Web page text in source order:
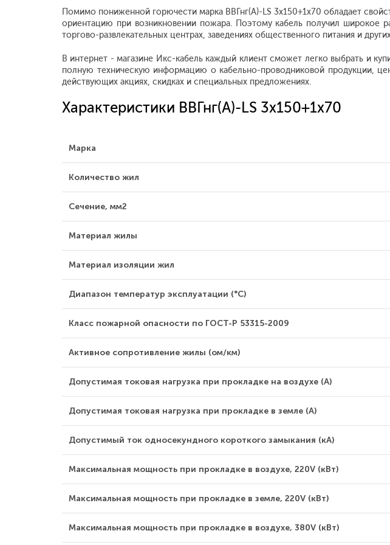
Помимо пониженной горючести марка ВВГнг(А)-LS 3x150+1x70 обладает
ориентацию при возникновении пожара. Поэтому кабель получил широкое
торгово-развлекательных центрах, заведениях общественного питания и
В интернет - магазине Икс-кабель каждый клиент сможет легко выбрать и
полную техническую информацию о кабельно-проводниковой продукции,
действующих акциях, скидках и специальных предложениях.
Характеристики ВВГнг(А)-LS 3x150+1x70
Марка
Количество жил
Сечение, мм2
Материал жилы
Материал изоляции жил
Диапазон температур эксплуатации (°С)
Класс пожарной опасности по ГОСТ-Р 53315-2009
Активное сопротивление жилы (ом/км)
Допустимая токовая нагрузка при прокладке на воздухе (А)
Допустимая токовая нагрузка при прокладке в земле (А)
Допустимый ток односекундного короткого замыкания (кА)
Максимальная мощность при прокладке в воздухе, 220V (кВт)
Максимальная мощность при прокладке в земле, 220V (кВт)
Максимальная мощность при прокладке в воздухе, 380V (кВт)